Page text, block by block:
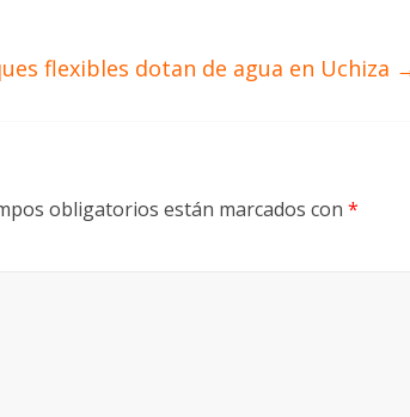
flexibles dotan de agua en Uchiza
obligatorios están marcados con *